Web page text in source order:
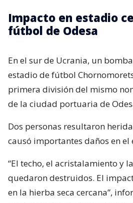
Impacto en estadio
fútbol de Odesa
En el sur de Ucrania, un
estadio de fútbol
primera división del mismo
de la ciudad portuaria de
Dos personas resultaron
causó importantes daños en el
“El techo, el acristalamiento y
quedaron destruidos. El
en la hierba seca cercana”,